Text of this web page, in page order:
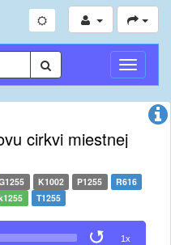
cirkvi miestnej
K1002 P1255
R616
T1255
1x